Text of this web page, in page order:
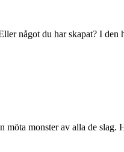
något du har skapat? I
monster av alla de slag.